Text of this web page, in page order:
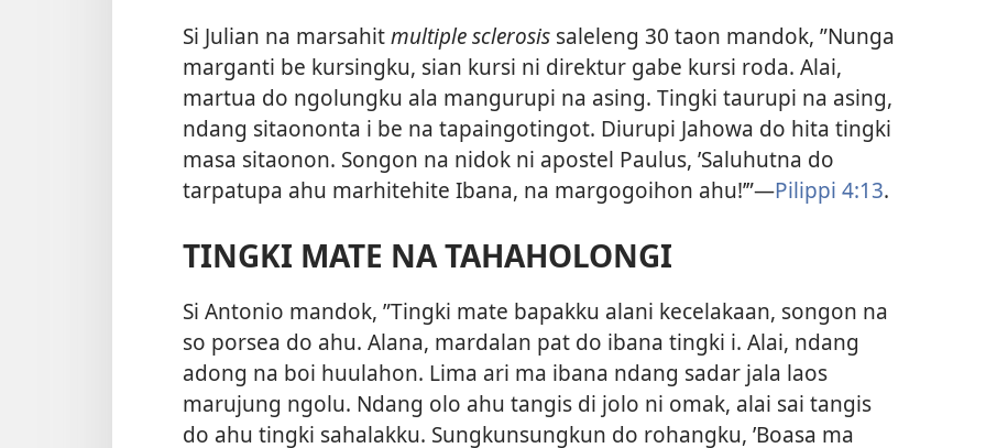
Si Julian na marsahitmultiple sclerosis saleleng 30 taon mandok, ”Nunga
marganti be kursingku, sian kursi ni direktur gabe kursi roda. Alai,
martua do ngolungku ala mangurupi na asing. Tingki taurupi na asing,
ndang sitaononta i be na tapaingotingot. Diurupi Jahowa do hita tingki
masa sitaonon. Songon na nidok ni apostel Paulus, ’Saluhutna do
tarpatupa ahu marhitehite Ibana, na margogoihon ahu!’”​—Pilippi 4:13.
TINGKI MATE NA TAHAHOLONGI
Si Antonio mandok, ”Tingki mate bapakku alani kecelakaan, songon na
so porsea do ahu. Alana, mardalan pat do ibana tingki i. Alai, ndang
adong na boi huulahon. Lima ari ma ibana ndang sadar jala laos
marujung ngolu. Ndang olo ahu tangis di jolo ni omak, alai sai tangis
do ahu tingki sahalakku. Sungkunsungkun do rohangku, ’Boasa ma